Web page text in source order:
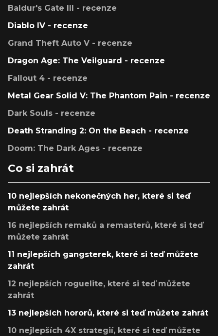
Baldur's Gate III - recenze
Diablo IV - recenze
Grand Theft Auto V - recenze
Dragon Age: The Veilguard - recenze
Fallout 4 - recenze
Metal Gear Solid V: The Phantom Pain - recenze
Dark Souls - recenze
Death Stranding 2: On the Beach - recenze
Doom: The Dark Ages - recenze
Co si zahrát
10 nejlepších nekonečných her, které si teď
můžete zahrát
16 nejlepších remaků a remasterů, které si teď
můžete zahrát
11 nejlepších gangsterek, které si teď můžete
zahrát
12 nejlepších roguelite, které si teď můžete
zahrát
13 nejlepších hororů, které si teď můžete zahrát
10 nejlepších 4X strategií, které si teď můžete